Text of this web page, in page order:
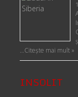
…Citește mai mult »
INSOLIT